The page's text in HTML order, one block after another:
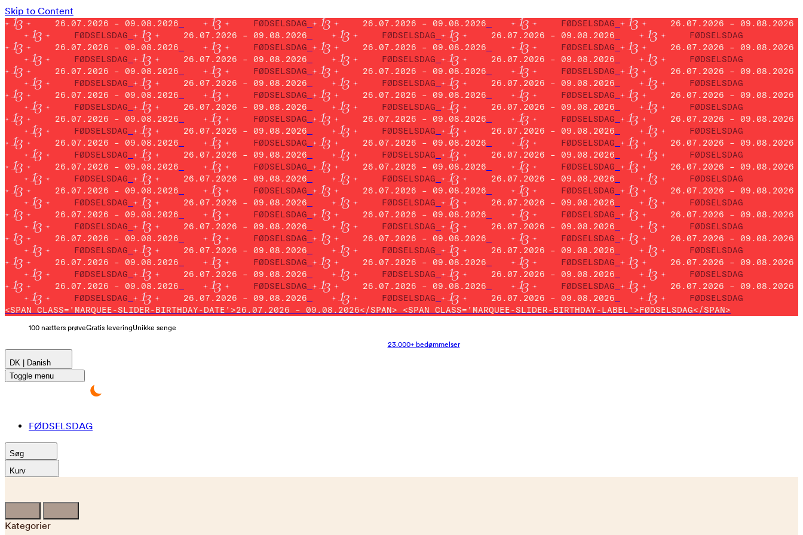
Skip to Content
26.07.2026 – 09.08.2026 FØDSELSDAG 26.07.2026 – 09.08.2026 FØDSELSDAG
26.07.2026 – 09.08.2026
FØDSELSDAG
26.07.2026 – 09.08.2026 FØDSELSDAG 26.07.2026 – 09.08.2026
FØDSELSDAG
26.07.2026 – 09.08.2026
FØDSELSDAG 26.07.2026 – 09.08.2026 FØDSELSDAG
26.07.2026 – 09.08.2026
FØDSELSDAG
26.07.2026 – 09.08.2026 FØDSELSDAG 26.07.2026 – 09.08.2026
FØDSELSDAG
26.07.2026 – 09.08.2026
FØDSELSDAG 26.07.2026 – 09.08.2026 FØDSELSDAG
26.07.2026 – 09.08.2026
FØDSELSDAG
26.07.2026 – 09.08.2026 FØDSELSDAG 26.07.2026 – 09.08.2026
FØDSELSDAG
26.07.2026 – 09.08.2026
FØDSELSDAG 26.07.2026 – 09.08.2026 FØDSELSDAG
26.07.2026 – 09.08.2026
FØDSELSDAG
26.07.2026 – 09.08.2026 FØDSELSDAG 26.07.2026 – 09.08.2026
FØDSELSDAG
26.07.2026 – 09.08.2026
FØDSELSDAG 26.07.2026 – 09.08.2026 FØDSELSDAG
26.07.2026 – 09.08.2026
FØDSELSDAG
26.07.2026 – 09.08.2026 FØDSELSDAG 26.07.2026 – 09.08.2026
FØDSELSDAG
26.07.2026 – 09.08.2026
FØDSELSDAG 26.07.2026 – 09.08.2026 FØDSELSDAG
26.07.2026 – 09.08.2026
FØDSELSDAG
26.07.2026 – 09.08.2026 FØDSELSDAG 26.07.2026 – 09.08.2026
FØDSELSDAG
26.07.2026 – 09.08.2026
FØDSELSDAG 26.07.2026 – 09.08.2026 FØDSELSDAG
26.07.2026 – 09.08.2026
FØDSELSDAG
26.07.2026 – 09.08.2026 FØDSELSDAG 26.07.2026 – 09.08.2026
FØDSELSDAG
26.07.2026 – 09.08.2026
FØDSELSDAG 26.07.2026 – 09.08.2026 FØDSELSDAG
26.07.2026 – 09.08.2026
FØDSELSDAG
26.07.2026 – 09.08.2026 FØDSELSDAG 26.07.2026 – 09.08.2026
FØDSELSDAG
26.07.2026 – 09.08.2026
FØDSELSDAG 26.07.2026 – 09.08.2026 FØDSELSDAG
26.07.2026 – 09.08.2026
FØDSELSDAG
26.07.2026 – 09.08.2026 FØDSELSDAG 26.07.2026 – 09.08.2026
FØDSELSDAG
26.07.2026 – 09.08.2026
FØDSELSDAG 26.07.2026 – 09.08.2026 FØDSELSDAG
26.07.2026 – 09.08.2026
FØDSELSDAG
26.07.2026 – 09.08.2026 FØDSELSDAG 26.07.2026 – 09.08.2026
FØDSELSDAG
26.07.2026 – 09.08.2026
FØDSELSDAG 26.07.2026 – 09.08.2026 FØDSELSDAG
26.07.2026 – 09.08.2026
FØDSELSDAG
26.07.2026 – 09.08.2026 FØDSELSDAG 26.07.2026 – 09.08.2026
FØDSELSDAG
26.07.2026 – 09.08.2026
FØDSELSDAG 26.07.2026 – 09.08.2026 FØDSELSDAG
26.07.2026 – 09.08.2026
FØDSELSDAG
26.07.2026 – 09.08.2026 FØDSELSDAG 26.07.2026 – 09.08.2026
FØDSELSDAG
<SPAN CLASS='MARQUEE-SLIDER-BIRTHDAY-DATE'>26.07.2026 – 09.08.2026</SPAN> <SPAN CLASS='MARQUEE-SLIDER-BIRTHDAY-LABEL'>FØDSELSDAG</SPAN>
100 nætters prøveGratis leveringUnikke senge
23.000+ bedømmelser
DK | Danish
Toggle menu
FØDSELSDAG
Søg
Kurv
Kategorier